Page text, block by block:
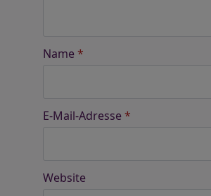
Name *
E-Mail-Adresse *
Website